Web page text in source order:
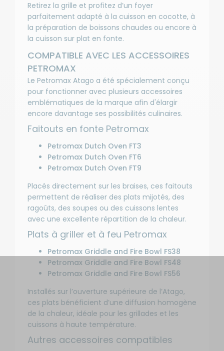
Retirez la grille et profitez d’un foyer
parfaitement adapté à la cuisson en cocotte, à
la préparation de boissons chaudes ou encore à
la cuisson sur plat en fonte.
COMPATIBLE AVEC LES ACCESSOIRES
PETROMAX
Le Petromax Atago a été spécialement conçu
pour fonctionner avec plusieurs accessoires
emblématiques de la marque afin d'élargir
encore davantage ses possibilités culinaires.
Faitouts en fonte Petromax
Petromax Dutch Oven FT3
Petromax Dutch Oven FT6
Petromax Dutch Oven FT9
Placés directement sur les braises, ces faitouts
permettent de réaliser des plats mijotés, des
ragoûts, des soupes ou des cuissons lentes
avec une excellente répartition de la chaleur.
Plats à griller et à feu Petromax
Petromax Griddle and Fire Bowl FS38
Petromax Griddle and Fire Bowl FS48
Petromax Griddle and Fire Bowl FS56
Installés sur l’ouverture supérieure de l’Atago,
ces plats bénéficient d’une diffusion homogène
de la chaleur, idéale pour les grillades et les
cuissons à haute température.
Autres accessoires compatibles